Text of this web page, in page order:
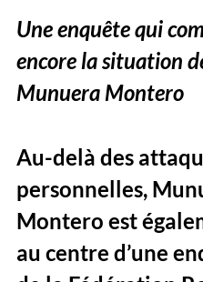
Une enquête qui
encore la situation
Munuera Montero
Au-delà des
personnelles,
Montero est
au centre d’une